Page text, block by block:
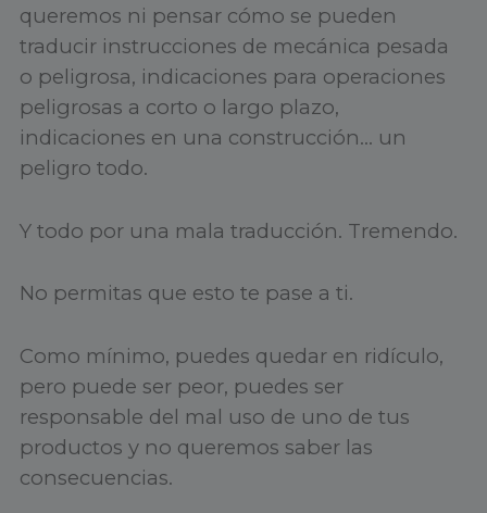
queremos ni pensar cómo se pueden
traducir instrucciones de mecánica pesada
o peligrosa, indicaciones para operaciones
peligrosas a corto o largo plazo,
indicaciones en una construcción… un
peligro todo.
Y todo por una mala traducción. Tremendo.
No permitas que esto te pase a ti.
Como mínimo, puedes quedar en ridículo,
pero puede ser peor, puedes ser
responsable del mal uso de uno de tus
productos y no queremos saber las
consecuencias.